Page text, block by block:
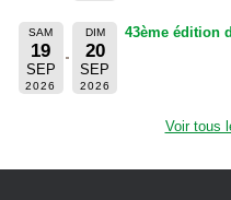
SAM
19
SEP
2026
DIM
20
SEP
2026
43ème édition
Voir tous